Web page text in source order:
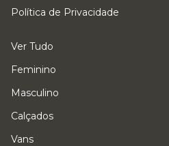
Política de Privacidade
Ver Tudo
Feminino
Masculino
Calçados
Vans